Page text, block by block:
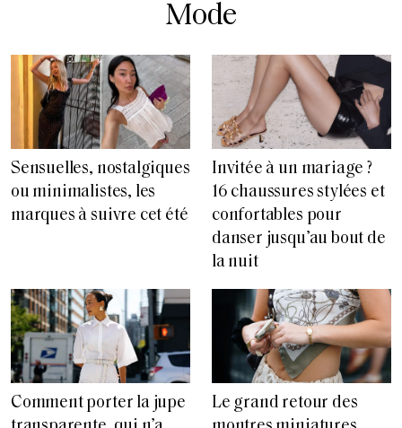
Mode
Sensuelles, nostalgiques
ou minimalistes, les
marques à suivre cet été
Invitée à un mariage ?
16 chaussures stylées et
confortables pour
danser jusqu’au bout de
la nuit
Comment porter la jupe
Le grand retour des